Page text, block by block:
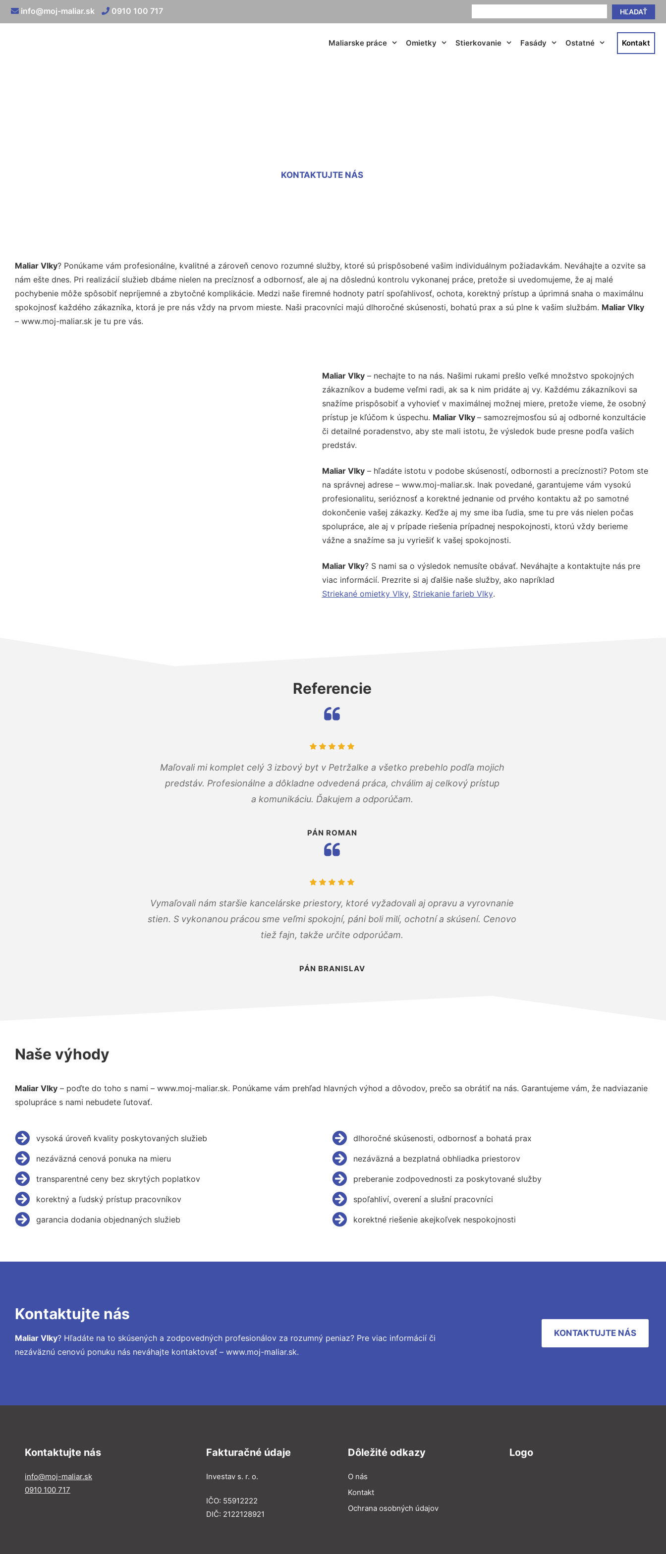
HĽADAŤ
info@moj-maliar.sk 0910 100 717
Maliarske práce Omietky Stierkovanie Fasády Ostatné Kontakt
KONTAKTUJTE NÁS
Maliar Vlky? Ponúkame vám profesionálne, kvalitné a zároveň cenovo rozumné služby, ktoré sú prispôsobené vašim individuálnym požiadavkám. Neváhajte a ozvite sa
nám ešte dnes. Pri realizácií služieb dbáme nielen na precíznosť a odbornosť, ale aj na dôslednú kontrolu vykonanej práce, pretože si uvedomujeme, že aj malé
pochybenie môže spôsobiť nepríjemné a zbytočné komplikácie. Medzi naše firemné hodnoty patrí spoľahlivosť, ochota, korektný prístup a úprimná snaha o maximálnu
spokojnosť každého zákazníka, ktorá je pre nás vždy na prvom mieste. Naši pracovníci majú dlhoročné skúsenosti, bohatú prax a sú plne k vašim službám. Maliar Vlky
– www.moj-maliar.sk je tu pre vás.
Maliar Vlky– nechajte to na nás. Našimi rukami prešlo veľké množstvo spokojných
zákazníkov a budeme veľmi radi, ak sa k nim pridáte aj vy. Každému zákazníkovi sa
snažíme prispôsobiť a vyhovieť v maximálnej možnej miere, pretože vieme, že osobný
prístup je kľúčom k úspechu. Maliar Vlky – samozrejmosťou sú aj odborné konzultácie
či detailné poradenstvo, aby ste mali istotu, že výsledok bude presne podľa vašich
predstáv.
Maliar Vlky– hľadáte istotu v podobe skúseností, odbornosti a precíznosti? Potom ste
na správnej adrese – www.moj-maliar.sk. Inak povedané, garantujeme vám vysokú
profesionalitu, serióznosť a korektné jednanie od prvého kontaktu až po samotné
dokončenie vašej zákazky. Keďže aj my sme iba ľudia, sme tu pre vás nielen počas
spolupráce, ale aj v prípade riešenia prípadnej nespokojnosti, ktorú vždy berieme
vážne a snažíme sa ju vyriešiť k vašej spokojnosti.
Maliar Vlky? S nami sa o výsledok nemusíte obávať. Neváhajte a kontaktujte nás pre
viac informácií. Prezrite si aj ďalšie naše služby, ako napríklad
Striekané omietky Vlky, Striekanie farieb Vlky.
Referencie
Maľovali mi komplet celý 3 izbový byt v Petržalke a všetko prebehlo podľa mojich
predstáv. Profesionálne a dôkladne odvedená práca, chválim aj celkový prístup
a komunikáciu. Ďakujem a odporúčam.
PÁN ROMAN
Vymaľovali nám staršie kancelárske priestory, ktoré vyžadovali aj opravu a vyrovnanie
stien. S vykonanou prácou sme veľmi spokojní, páni boli milí, ochotní a skúsení. Cenovo
tiež fajn, takže určite odporúčam.
PÁN BRANISLAV
Naše výhody
Maliar Vlky – poďte do toho s nami – www.moj-maliar.sk. Ponúkame vám prehľad hlavných výhod a dôvodov, prečo sa obrátiť na nás. Garantujeme vám, že nadviazanie
spolupráce s nami nebudete ľutovať.
vysoká úroveň kvality poskytovaných služieb
nezáväzná cenová ponuka na mieru
transparentné ceny bez skrytých poplatkov
korektný a ľudský prístup pracovníkov
garancia dodania objednaných služieb
dlhoročné skúsenosti, odbornosť a bohatá prax
nezáväzná a bezplatná obhliadka priestorov
preberanie zodpovednosti za poskytované služby
spoľahliví, overení a slušní pracovníci
korektné riešenie akejkoľvek nespokojnosti
Kontaktujte nás
Maliar Vlky? Hľadáte na to skúsených a zodpovedných profesionálov za rozumný peniaz? Pre viac informácií či
nezáväznú cenovú ponuku nás neváhajte kontaktovať – www.moj-maliar.sk.
KONTAKTUJTE NÁS
Kontaktujte nás
info@moj-maliar.sk
0910 100 717
Fakturačné údaje
Investav s. r. o.
IČO: 55912222
DIČ: 2122128921
Dôležité odkazy
O nás
Kontakt
Ochrana osobných údajov
Logo